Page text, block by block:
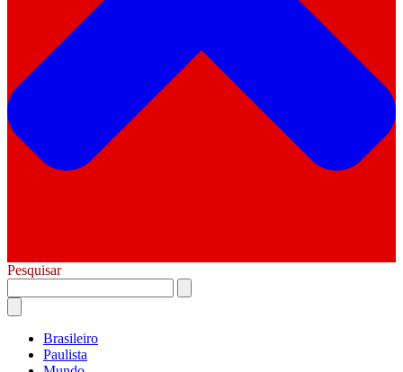
Pesquisar
Brasileiro
Paulista